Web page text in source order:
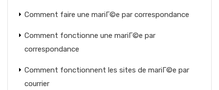
Comment faire une mariГ©e par correspondance
Comment fonctionne une mariГ©e par
correspondance
Comment fonctionnent les sites de mariГ©e par
courrier